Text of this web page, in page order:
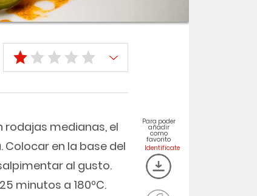
rodajas medianas, el
Colocar en la base del
al gusto.
minutos a 180ºC.
Para poder
añadir
como
favorito